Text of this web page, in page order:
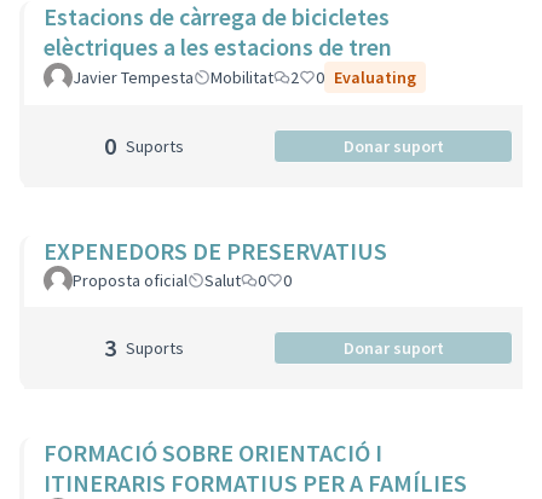
Estacions de càrrega de bicicletes
elèctriques a les estacions de tren
Javier Tempesta Mobilitat 2 0 Evaluating
0 Suports Donar suport
EXPENEDORS DE PRESERVATIUS
Proposta oficial Salut 0 0
3 Suports Donar suport
FORMACIÓ SOBRE ORIENTACIÓ I
ITINERARIS FORMATIUS PER A FAMÍLIES